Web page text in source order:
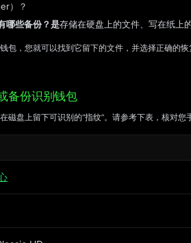
）？
哪些备份？是存储在硬盘上的文件、写在纸上
包，您就可以找到它留下的文件，并选择正确的恢
备份识别钱包
磁盘上留下可识别的“指纹”。请参考下表，核对您